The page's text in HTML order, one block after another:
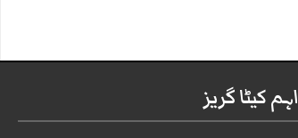
اہم کیٹا گریز